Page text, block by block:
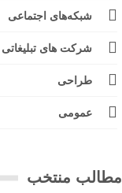
شبکه‌های اجتماعی
شرکت های تبلیغاتی
طراحی
عمومی
منتخب